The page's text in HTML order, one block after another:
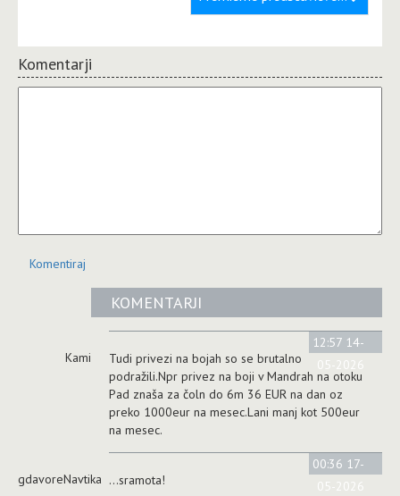
Komentarji
Komentiraj
KOMENTARJI
Kami
12:57 14-
05-2026
Tudi privezi na bojah so se brutalno
podražili.Npr privez na boji v Mandrah na otoku
Pad znaša za čoln do 6m 36 EUR na dan oz
preko 1000eur na mesec.Lani manj kot 500eur
na mesec.
gdavoreNavtika
00:36 17-
05-2026
...sramota!